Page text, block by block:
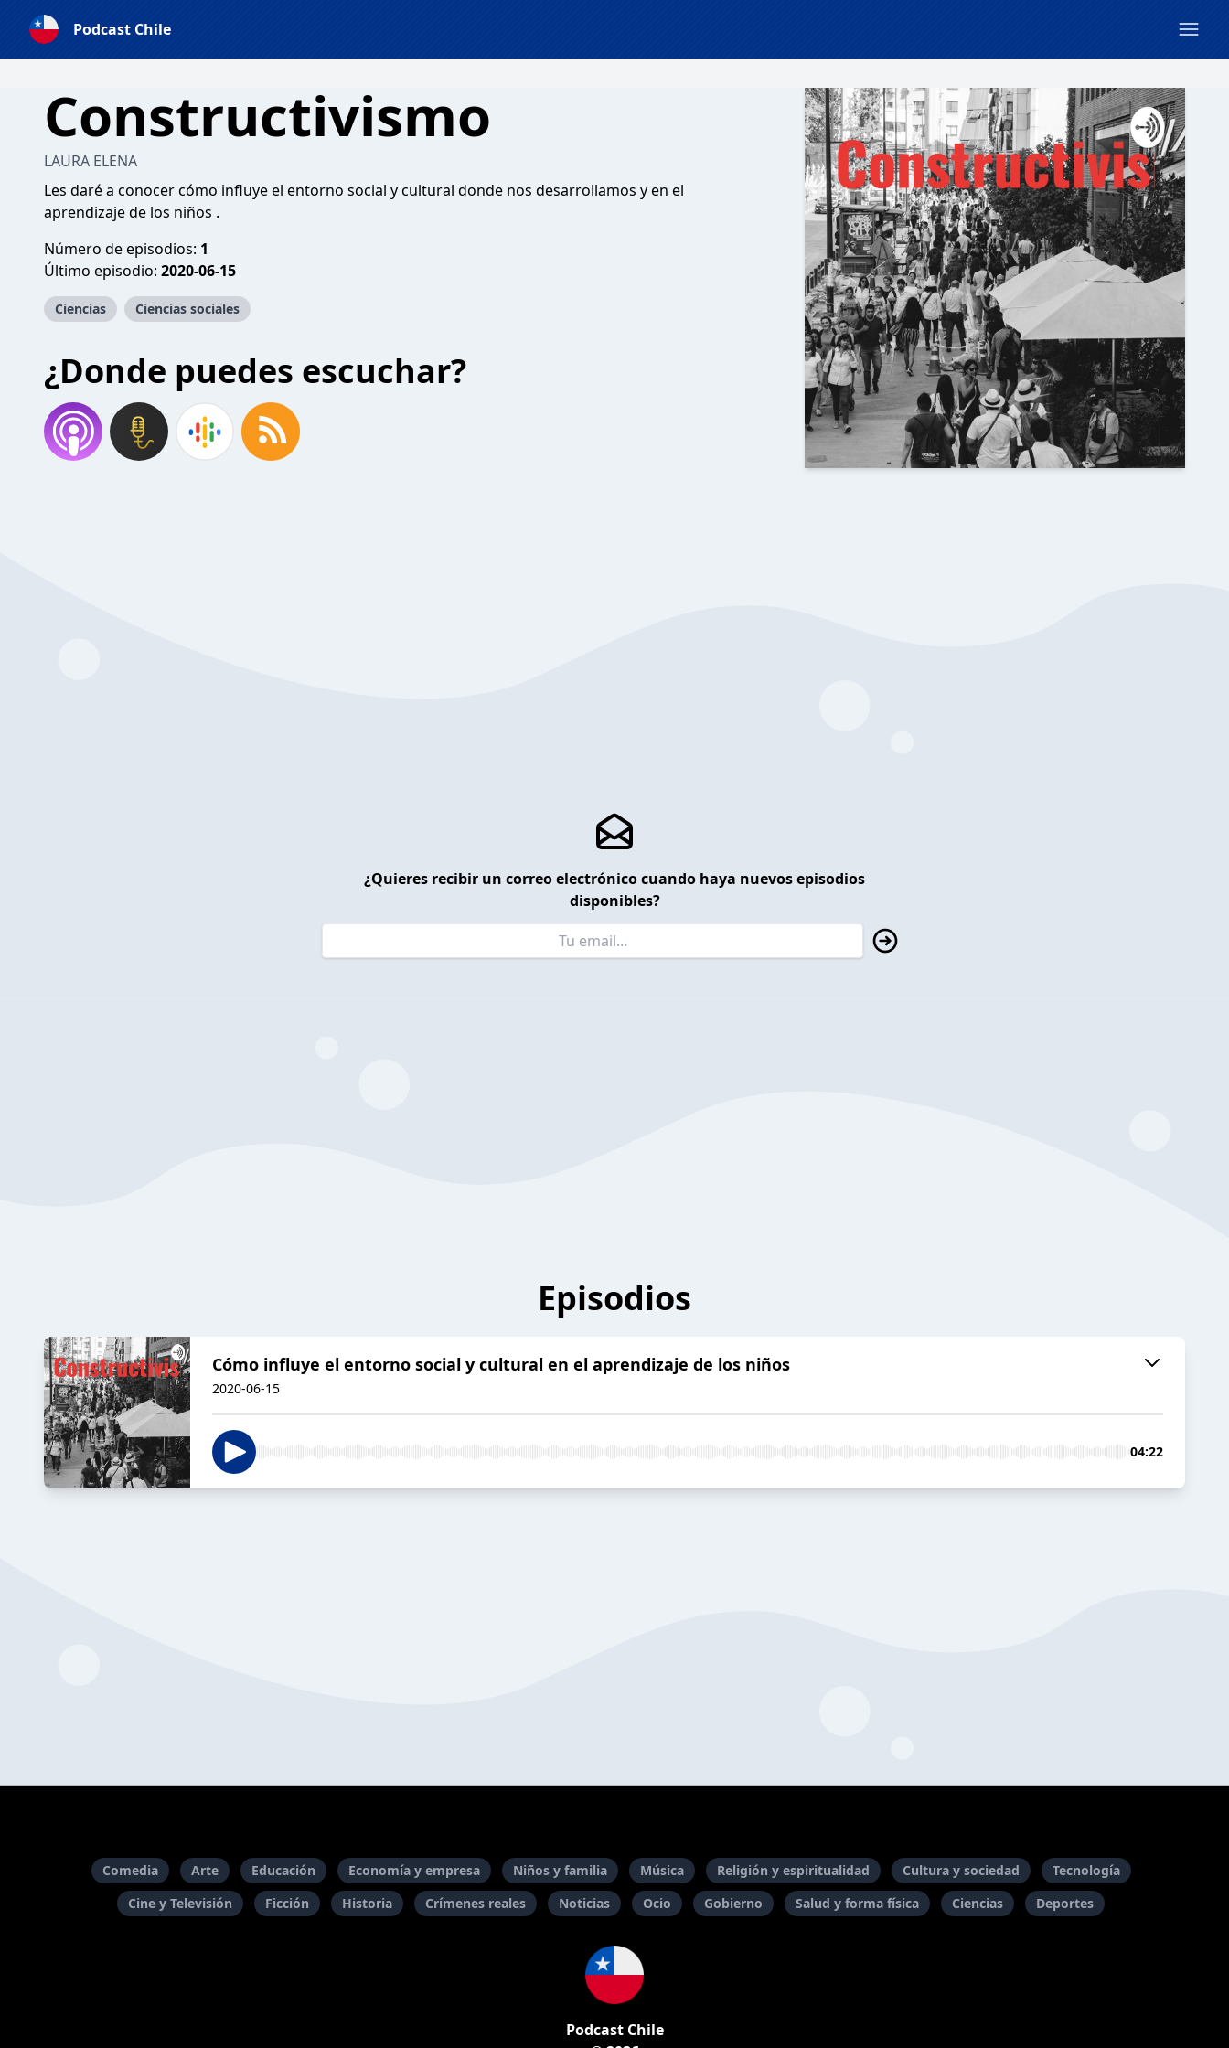
Podcast Chile
Constructivismo
LAURA ELENA
Les daré a conocer cómo influye el entorno social y cultural donde nos desarrollamos y en el
aprendizaje de los niños .
Número de episodios: 1
Último episodio: 2020-06-15
Ciencias Ciencias sociales
¿Donde puedes escuchar?
¿Quieres recibir un correo electrónico cuando haya nuevos episodios
disponibles?
Episodios
Cómo influye el entorno social y cultural en el aprendizaje de los niños
2020-06-15
04:22
Comedia Arte Educación Economía y empresa Niños y familia Música Religión y espiritualidad Cultura y sociedad
Tecnología
Cine y Televisión
Ficción Historia Crímenes reales Noticias Ocio Gobierno Salud y forma física Ciencias Deportes
Podcast Chile